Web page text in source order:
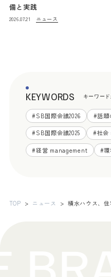
備と実践
2026.07.21 ニュース
KEYWORDS キーワー
#SB国際会議2026 #話題
#SB国際会議2025 #社会
#経営 management #
TOP ニュース 積水ハウス、